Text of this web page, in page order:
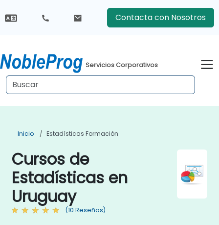
Contacta con Nosotros
Servicios Corporativos
Inicio Estadísticas Formación
Cursos de
Estadísticas en
Uruguay
(10 Reseñas)